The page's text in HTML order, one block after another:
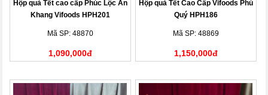
Hộp quà Tết cao cấp Phúc Lộc An
Khang Vifoods HPH201
Mã SP: 48870
1,090,000đ
Hộp quà Tết Cao Cấp Vifoods Phú
Quý HPH186
Mã SP: 48869
1,150,000đ